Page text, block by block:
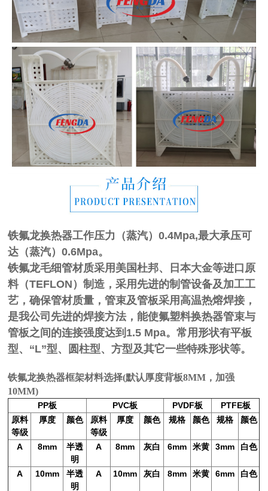
铁氟龙换热器工作压力（蒸汽）0.4Mpa,最大承压可
达（蒸汽）0.6Mpa。
铁氟龙毛细管材质采用美国杜邦、日本大金等进口原
料（TEFLON）制造，采用先进的制管设备及加工工
艺，确保管材质量，管束及管板采用高温热熔焊接，
是我公司先进的焊接方法，能使氟塑料换热器管束与
管板之间的连接强度达到1.5 Mpa。常用形状有平板
型、“L”型、圆柱型、方型及其它一些特殊形状等。
铁氟龙换热器框架材料选择(默认厚度背板8MM，加强
10MM)
PP板 PVC板 PVDF板 PTFE板
原料
等级
厚度 颜色
原料
等级
厚度 颜色 规格 颜色 规格 颜色
A 8mm
半透
明
A 8mm 灰白 6mm 米黄 3mm 白色
A 10mm
半透
明
A 10mm 灰白 8mm 米黄 6mm 白色